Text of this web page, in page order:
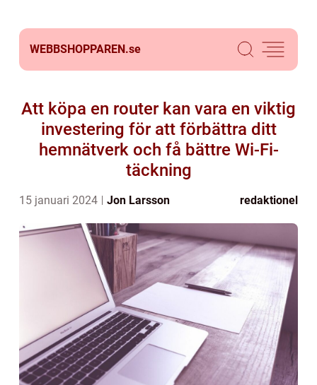
WEBBSHOPPAREN.se
Att köpa en router kan vara en viktig
investering för att förbättra ditt
hemnätverk och få bättre Wi-Fi-
täckning
15 januari 2024 Jon Larsson redaktionel